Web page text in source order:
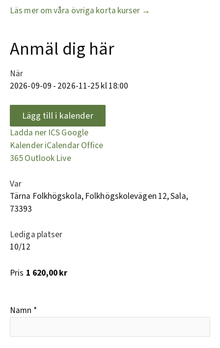
Läs mer om våra övriga korta kurser →
Anmäl dig här
När
2026-09-09 - 2026-11-25 kl 18:00
Lägg till i kalender
Ladda ner ICSGoogle
KalenderiCalendarOffice
365Outlook Live
Var
Tärna Folkhögskola, Folkhögskolevägen 12, Sala,
73393
Lediga platser
10/12
Pris 1 620,00 kr
Namn *